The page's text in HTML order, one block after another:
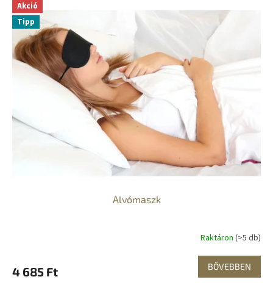
Akció
Tipp
Alvómaszk
Raktáron (>5 db)
4 685 Ft BŐVEBBEN